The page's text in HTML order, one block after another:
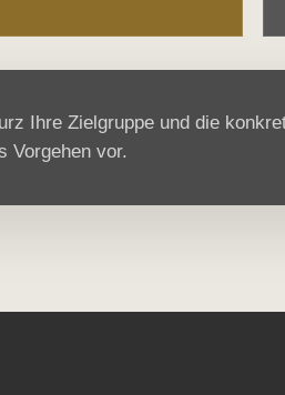
Ihre Zielgruppe und die
Vorgehen vor.